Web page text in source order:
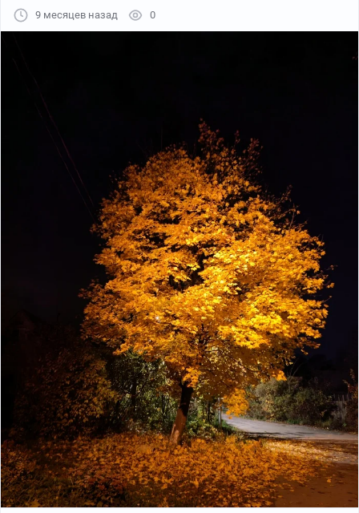
9 месяцев назад 0